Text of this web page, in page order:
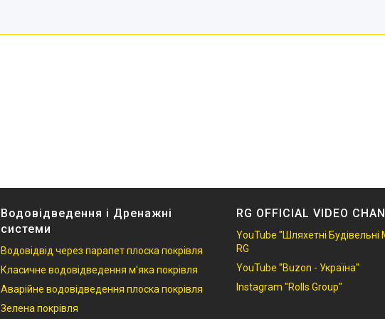
Водовідведення і Дренажні
системи
Водовідвід через парапет плоска покрівля
Класичне водовідведення м'яка покрівля
Аварійне водовідведення плоска покрівля
Зелена покрівля
RG OFFICIAL VIDEO
YouTube "Шляхетні Будівельні
RG
YouTube "Buzon - Україна"
Instagram "Rolls Group"